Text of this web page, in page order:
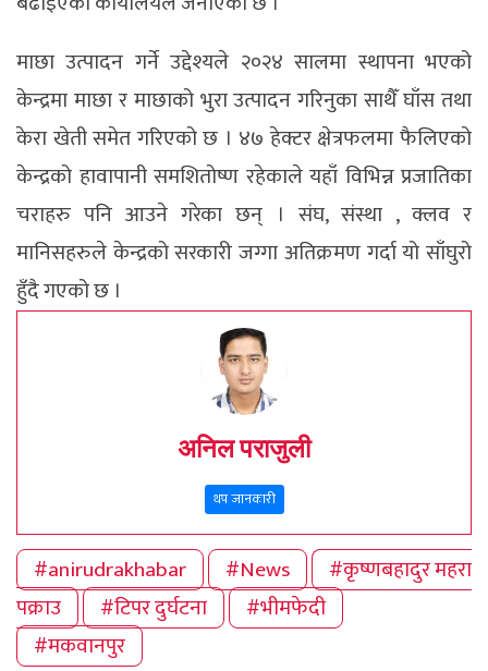
माछा उत्पादन गर्ने उद्देश्यले २०२४ सालमा स्थापना भएको
केन्द्रमा माछा र माछाको भुरा उत्पादन गरिनुका साथैँ घाँस तथा
केरा खेती समेत गरिएको छ । ४७ हेक्टर क्षेत्रफलमा फैलिएको
केन्द्रको हावापानी समशितोष्ण रहेकाले यहाँ विभिन्न प्रजातिका
चराहरु पनि आउने गरेका छन् । संघ, संस्था , क्लव र
मानिसहरुले केन्द्रको सरकारी जग्गा अतिक्रमण गर्दा यो साँघुरो
हुँदै गएको छ ।
अनिल पराजुली
थप जानकारी
#anirudrakhabar #News
#कृष्णबहादुर महरा
पक्राउ
#टिपर दुर्घटना
#भीमफेदी
#मकवानपुर